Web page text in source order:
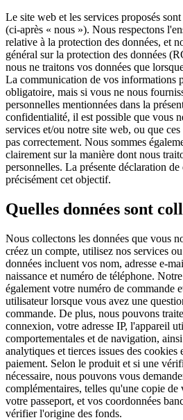
Le site web et les services proposés
(ci-après « nous »). Nous respectons
relative à la protection des données, et
général sur la protection des données
nous ne traitons vos données que
La communication de vos informations
obligatoire, mais si vous ne nous
personnelles mentionnées dans la
confidentialité, il est possible que vous
services et/ou notre site web, ou que
pas correctement. Nous sommes
clairement sur la manière dont nous
personnelles. La présente déclaration
précisément cet objectif.
Quelles données sont
Nous collectons les données que vous
créez un compte, utilisez nos services
données incluent vos nom, adresse e-
naissance et numéro de téléphone.
également votre numéro de commande
utilisateur lorsque vous avez une
commande. De plus, nous pouvons
connexion, votre adresse IP, l'appareil
comportementales et de navigation,
analytiques et tierces issues des
paiement. Selon le produit et si une
nécessaire, nous pouvons vous
complémentaires, telles qu'une copie
votre passeport, et vos coordonnées
vérifier l'origine des fonds.